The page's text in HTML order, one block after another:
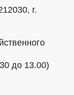
г.
до 13.00)